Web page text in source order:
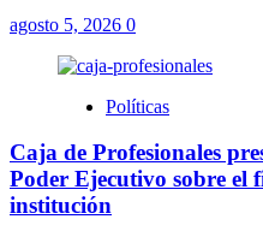
agosto 5, 2026 0
Políticas
Caja de Profesionales
Poder Ejecutivo sobre el
institución